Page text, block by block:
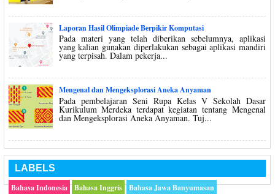
Laporan Hasil Olimpiade Berpikir Komputasi
Pada materi yang telah diberikan sebelumnya, aplikasi
yang kalian gunakan diperlakukan sebagai aplikasi mandiri
yang terpisah. Dalam pekerja...
Mengenal dan Mengeksplorasi Aneka Anyaman
Pada pembelajaran Seni Rupa Kelas V Sekolah Dasar
Kurikulum Merdeka terdapat kegiatan tentang Mengenal
dan Mengeksplorasi Aneka Anyaman. Tuj...
LABELS
Bahasa Indonesia
Bahasa Inggris Bahasa Jawa Banyumasan